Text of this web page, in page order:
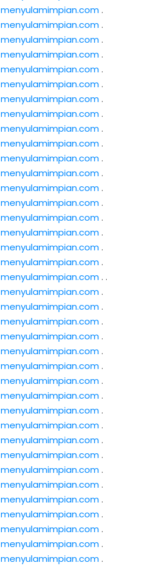
menyulamimpian.com.
menyulamimpian.com.
menyulamimpian.com.
menyulamimpian.com.
menyulamimpian.com.
menyulamimpian.com.
menyulamimpian.com.
menyulamimpian.com.
menyulamimpian.com.
menyulamimpian.com.
menyulamimpian.com.
menyulamimpian.com.
menyulamimpian.com.
menyulamimpian.com.
menyulamimpian.com.
menyulamimpian.com.
menyulamimpian.com.
menyulamimpian.com.
menyulamimpian.com. .
menyulamimpian.com.
menyulamimpian.com.
menyulamimpian.com.
menyulamimpian.com.
menyulamimpian.com.
menyulamimpian.com.
menyulamimpian.com.
menyulamimpian.com.
menyulamimpian.com.
menyulamimpian.com.
menyulamimpian.com.
menyulamimpian.com.
menyulamimpian.com.
menyulamimpian.com.
menyulamimpian.com.
menyulamimpian.com.
menyulamimpian.com.
menyulamimpian.com.
menyulamimpian.com.